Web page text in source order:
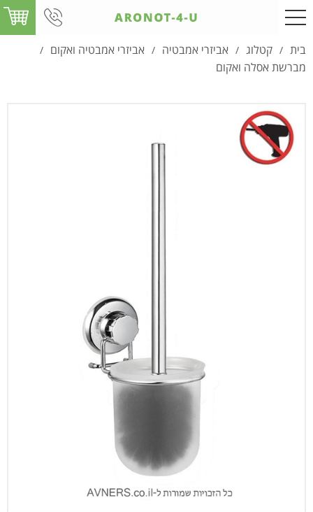
בית / קטלוג / אביזרי אמבטיה / אביזרי אמבטיה ואקום /
מברשת אסלה ואקום